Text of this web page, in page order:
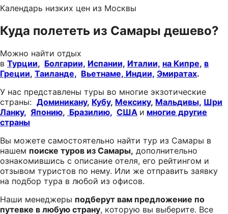
Календарь низких цен из Москвы
Куда полететь из Самары дешево?
Можно найти отдых
в Турции, Болгарии, Испании, Италии, на Кипре, в
Греции, Таиланде, Вьетнаме, Индии, Эмиратах.
У нас представлены туры во многие экзотические
страны: Доминикану, Кубу, Мексику, Мальдивы, Шри
Ланку, Японию, Бразилию, США и многие другие
страны
Вы можете самостоятельно найти тур из Самары в
нашем поиске туров из Самары, дополнительно
ознакомившись с описание отеля, его рейтингом и
отзывом туристов по нему. Или же отправить заявку
на подбор тура в любой из офисов.
Наши менеджеры подберут вам предложение по
путевке в любую страну, которую вы выберите. Все